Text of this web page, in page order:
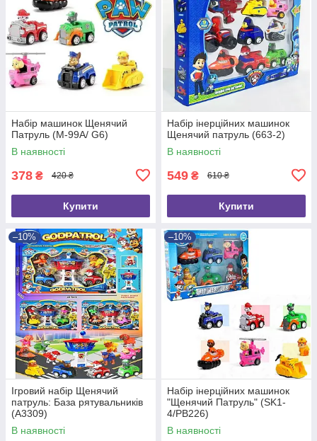
Набір машинок Щенячий
Патруль (M-99A/ G6)
В наявності
378 ₴ 420 ₴
Купити
Набір інерційних машинок
Щенячий патруль (663-2)
В наявності
549 ₴ 610 ₴
Купити
–10%
Ігровий набір Щенячий
патруль: База рятувальників
(A3309)
В наявності
–10%
Набір інерційних машинок
"Щенячий Патруль" (SK1-
4/PB226)
В наявності